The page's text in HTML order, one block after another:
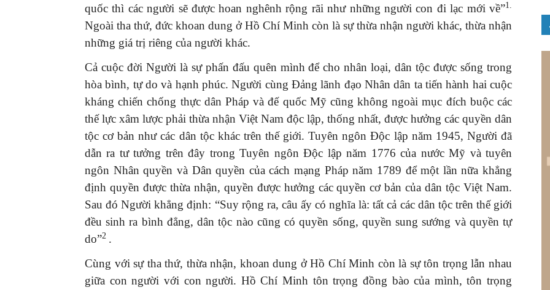
quốc thì các người sẽ được hoan nghênh rộng rãi như những người con đi lạc mới về”1.
Ngoài tha thứ, đức khoan dung ở Hồ Chí Minh còn là sự thừa nhận người khác, thừa nhận
những giá trị riêng của người khác.
Cả cuộc đời Người là sự phấn đấu quên mình để cho nhân loại, dân tộc được sống trong
hòa bình, tự do và hạnh phúc. Người cùng Đảng lãnh đạo Nhân dân ta tiến hành hai cuộc
kháng chiến chống thực dân Pháp và đế quốc Mỹ cũng không ngoài mục đích buộc các
thế lực xâm lược phải thừa nhận Việt Nam độc lập, thống nhất, được hưởng các quyền dân
tộc cơ bản như các dân tộc khác trên thế giới. Tuyên ngôn Độc lập năm 1945, Người đã
dẫn ra tư tưởng trên đây trong Tuyên ngôn Độc lập năm 1776 của nước Mỹ và tuyên
ngôn Nhân quyền và Dân quyền của cách mạng Pháp năm 1789 để một lần nữa khẳng
định quyền được thừa nhận, quyền được hưởng các quyền cơ bản của dân tộc Việt Nam.
Sau đó Người khẳng định: “Suy rộng ra, câu ấy có nghĩa là: tất cả các dân tộc trên thế giới
đều sinh ra bình đẳng, dân tộc nào cũng có quyền sống, quyền sung sướng và quyền tự
do”2 .
Cùng với sự tha thứ, thừa nhận, khoan dung ở Hồ Chí Minh còn là sự tôn trọng lẫn nhau
giữa con người với con người. Hồ Chí Minh tôn trọng đồng bào của mình, tôn trọng